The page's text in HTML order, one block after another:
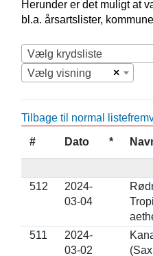
Herunder er det muligt at
bl.a. årsartslister,
Vælg krydsliste
×
Vælg visning
Tilbage til normal
# Dato *
512
2024-
03-04
511
2024-
03-02